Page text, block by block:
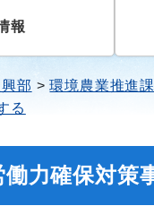
報
部
環境農業推進課
る
力確保対策